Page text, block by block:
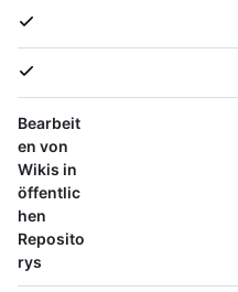
Bearbeit
en von
Wikis in
öffentlic
hen
Reposito
rys